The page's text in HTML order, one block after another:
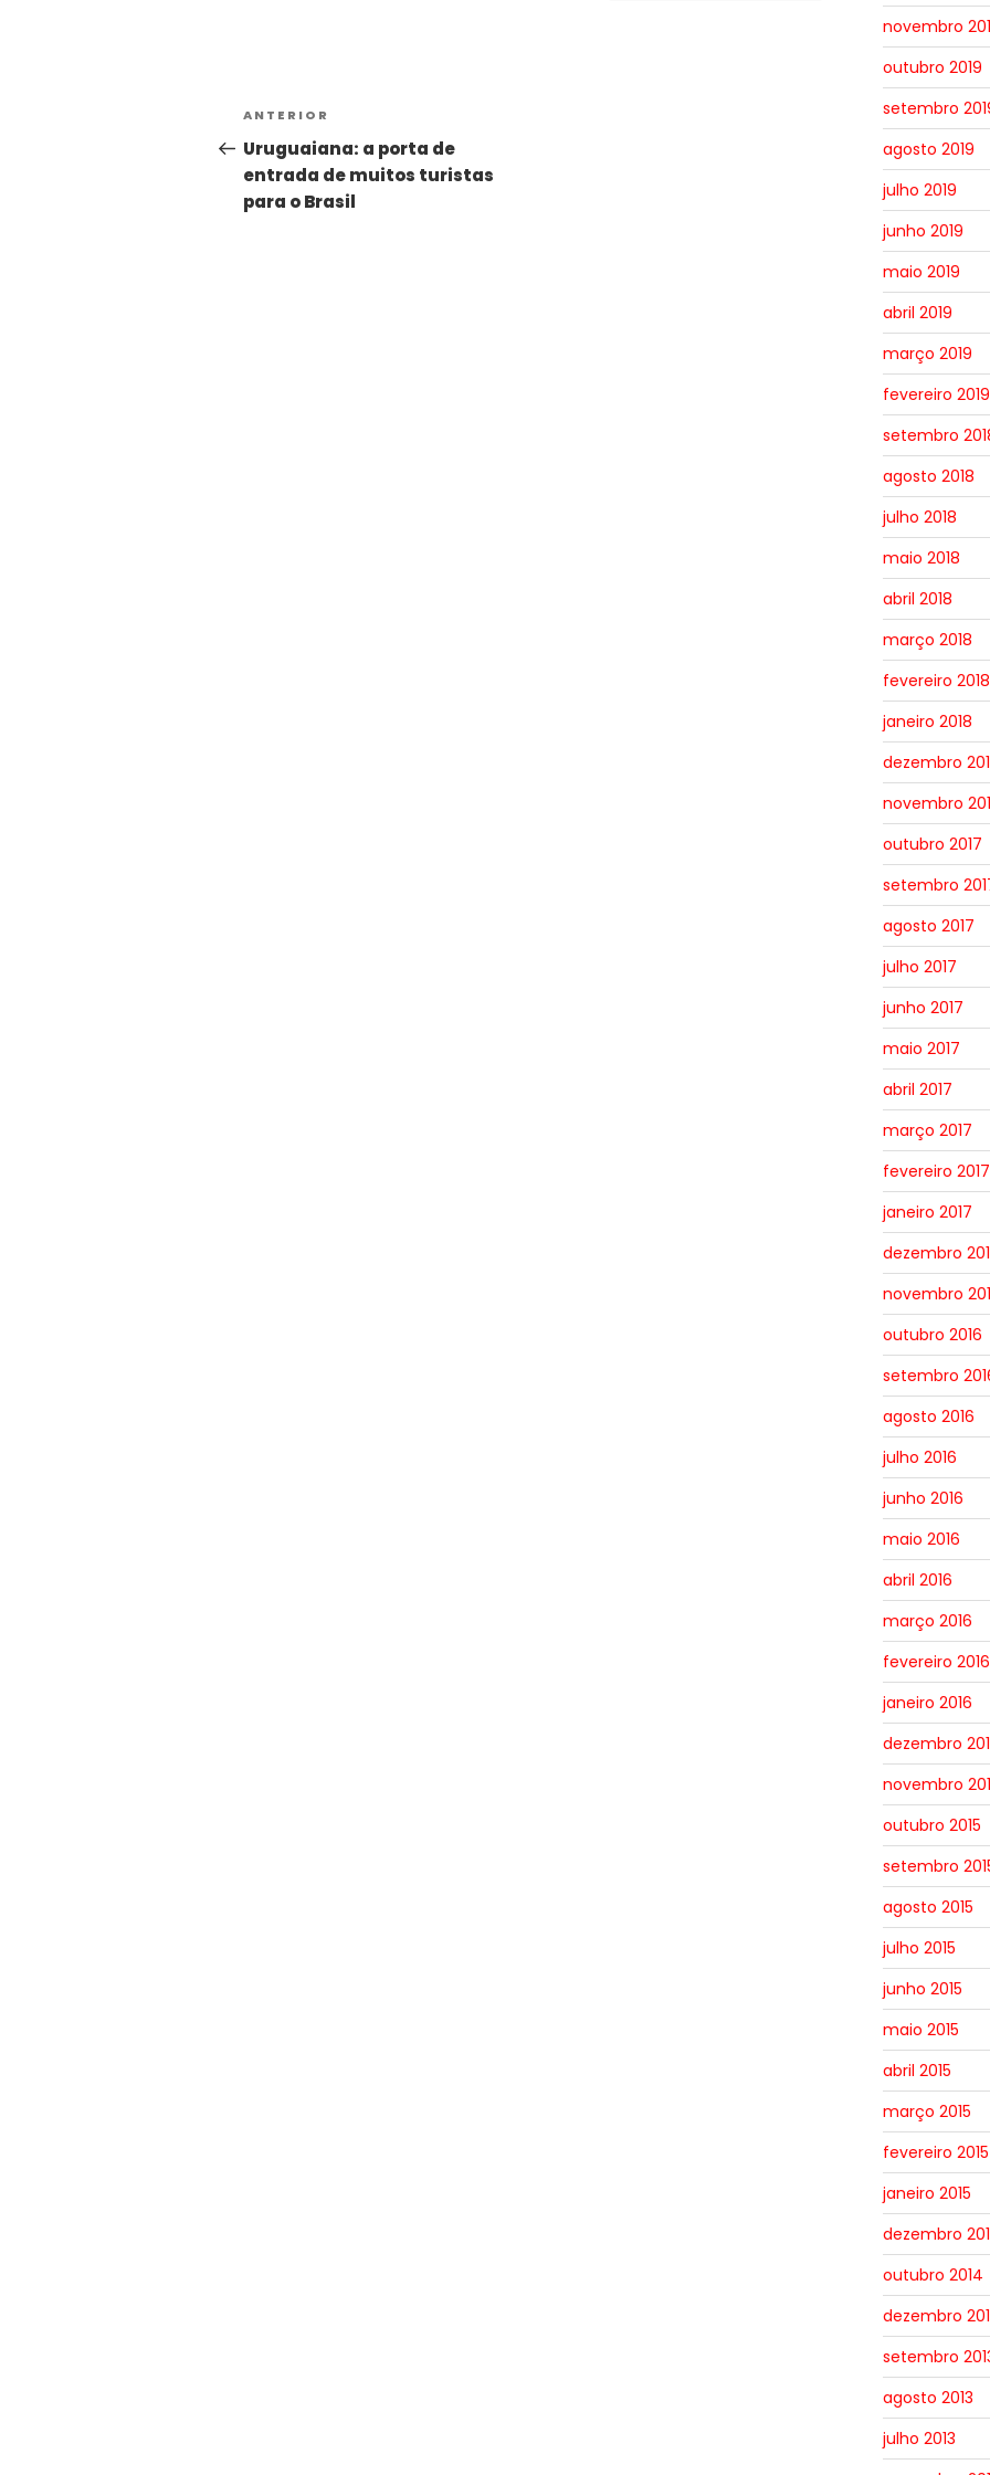
ANTERIOR
Uruguaiana: a porta de
entrada de muitos turistas
para o Brasil
novembro
outubro 2019
setembro
agosto 2019
julho 2019
junho 2019
maio 2019
abril 2019
março 2019
fevereiro 2019
setembro
agosto 2018
julho 2018
maio 2018
abril 2018
março 2018
fevereiro 2018
janeiro 2018
dezembro
novembro
outubro 2017
setembro
agosto 2017
julho 2017
junho 2017
maio 2017
abril 2017
março 2017
fevereiro 2017
janeiro 2017
dezembro
novembro
outubro 2016
setembro
agosto 2016
julho 2016
junho 2016
maio 2016
abril 2016
março 2016
fevereiro 2016
janeiro 2016
dezembro
novembro
outubro 2015
setembro
agosto 2015
julho 2015
junho 2015
maio 2015
abril 2015
março 2015
fevereiro 2015
janeiro 2015
dezembro
outubro 2014
dezembro
setembro
agosto 2013
julho 2013